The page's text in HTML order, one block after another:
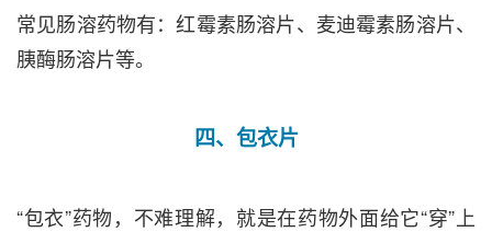
常见肠溶药物有：红霉素肠溶片、麦迪霉素肠溶片、
胰酶肠溶片等。
四、包衣片
“包衣”药物，不难理解，就是在药物外面给它“穿”上